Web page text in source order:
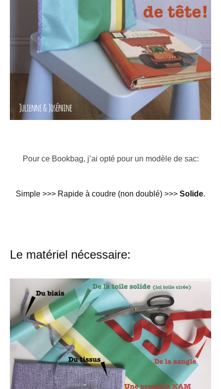
Pour ce Bookbag, j’ai opté pour un modèle de sac:
Simple >>> Rapide à coudre (non doublé) >>> Solide.
Le matériel nécessaire: